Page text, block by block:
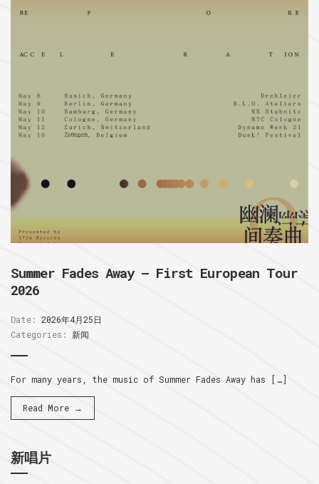
Summer Fades Away – First European Tour
2026
Date: 2026年4月25日
Categories:
新闻
For many years, the music of Summer Fades Away has […]
Read More →
新唱片